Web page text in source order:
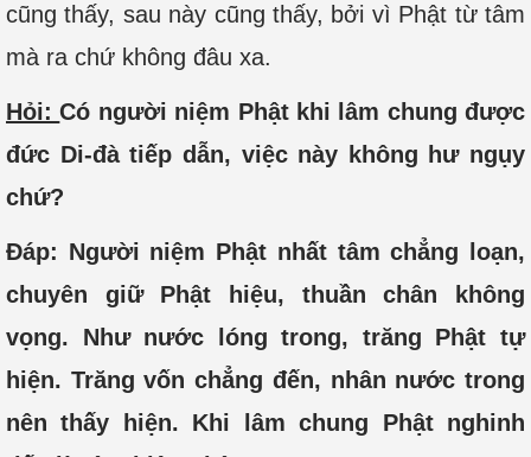
cũng thấy, sau này cũng thấy, bởi vì Phật từ tâm
mà ra chứ không đâu xa.
Hỏi:Có người niệm Phật khi lâm chung được
đức Di-đà tiếp dẫn, việc này không hư ngụy
chứ?
Đáp: Người niệm Phật nhất tâm chẳng loạn,
chuyên giữ Phật hiệu, thuần chân không
vọng. Như nước lóng trong, trăng Phật tự
hiện. Trăng vốn chẳng đến, nhân nước trong
nên thấy hiện. Khi lâm chung Phật nghinh